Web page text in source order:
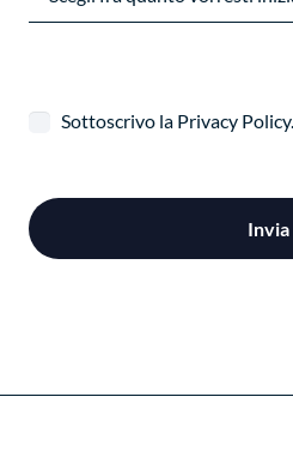
Sottoscrivo la Privacy Policy.
Invia